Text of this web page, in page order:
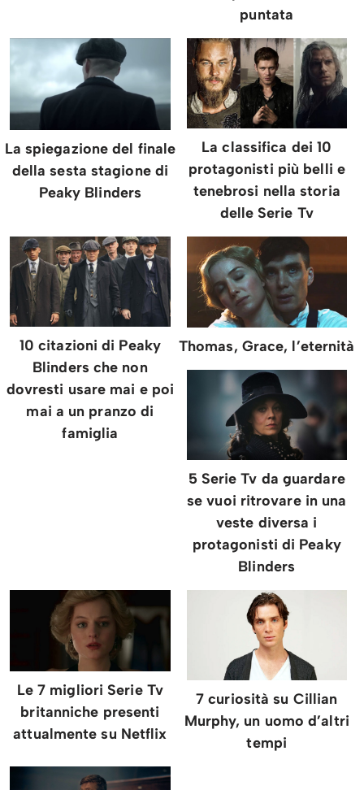
puntata
La spiegazione del finale
della sesta stagione di
Peaky Blinders
La classifica dei 10
protagonisti più belli e
tenebrosi nella storia
delle Serie Tv
10 citazioni di Peaky
Blinders che non
dovresti usare mai e poi
mai a un pranzo di
famiglia
Thomas, Grace, l’eternità
5 Serie Tv da guardare
se vuoi ritrovare in una
veste diversa i
protagonisti di Peaky
Blinders
Le 7 migliori Serie Tv
britanniche presenti
attualmente su Netflix
7 curiosità su Cillian
Murphy, un uomo d’altri
tempi